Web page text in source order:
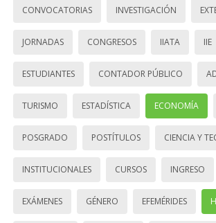
CONVOCATORIAS INVESTIGACIÓN
JORNADAS CONGRESOS IIATA IIE
ESTUDIANTES CONTADOR PÚBLICO
TURISMO ESTADÍSTICA ECONOMÍA
POSGRADO POSTÍTULOS CIENCIA Y
INSTITUCIONALES CURSOS INGRESO
EXÁMENES GÉNERO EFEMÉRIDES